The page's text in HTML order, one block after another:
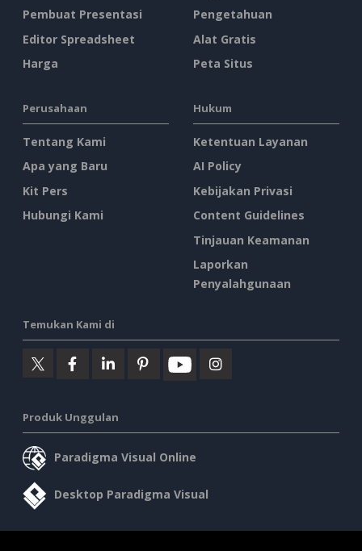
Pembuat Presentasi
Editor Spreadsheet
Harga
Pengetahuan
Alat Gratis
Peta Situs
Perusahaan
Tentang Kami
Apa yang Baru
Kit Pers
Hubungi Kami
Hukum
Ketentuan Layanan
AI Policy
Kebijakan Privasi
Content Guidelines
Tinjauan Keamanan
Laporkan
Penyalahgunaan
Temukan Kami di
Produk Unggulan
Paradigma Visual Online
Desktop Paradigma Visual